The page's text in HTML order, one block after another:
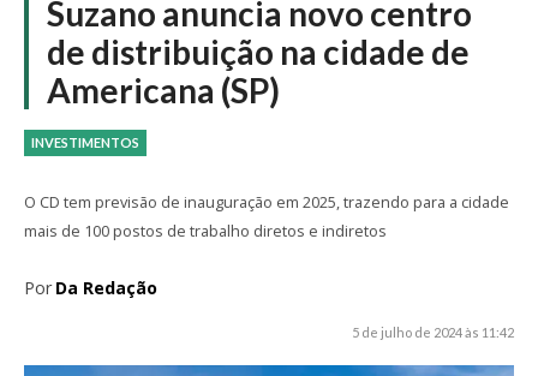
Suzano anuncia novo centro
de distribuição na cidade de
Americana (SP)
INVESTIMENTOS
O CD tem previsão de inauguração em 2025, trazendo para a cidade
mais de 100 postos de trabalho diretos e indiretos
Por Da Redação
5 de julho de 2024 às 11:42